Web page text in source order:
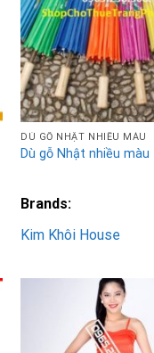
DÙ GỖ NHẬT NHIỀU MÀU
Dù gỗ Nhật nhiều màu
Brands:
Kim Khôi House